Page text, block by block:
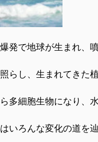
発で地球が生まれ、
らし、生まれてきた
多細胞生物になり、
いろんな変化の道を辿